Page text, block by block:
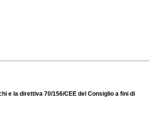
e la direttiva 70/156/CEE del Consiglio a fini di